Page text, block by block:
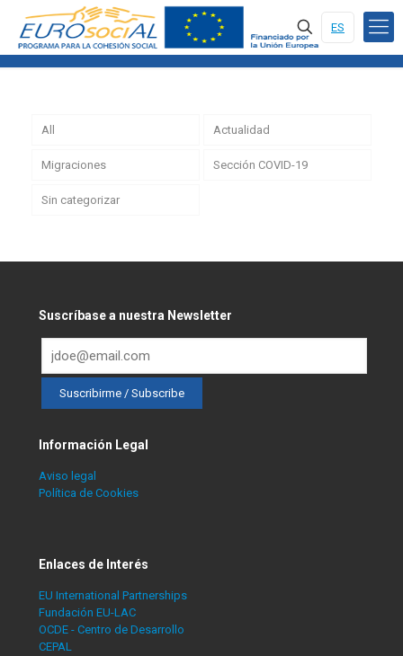
ES
All Actualidad
Migraciones Sección COVID-19
Sin categorizar
Suscríbase a nuestra Newsletter
Información Legal
Aviso legal
Política de Cookies
Enlaces de Interés
EU International Partnerships
Fundación EU-LAC
OCDE - Centro de Desarrollo
CEPAL